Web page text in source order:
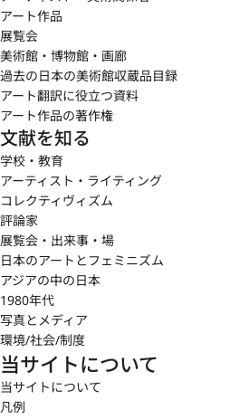
アート作品
展覧会
美術館・博物館・画廊
過去の日本の美術館収蔵品目録
アート翻訳に役立つ資料
アート作品の著作権
文献を知る
学校・教育
アーティスト・ライティング
コレクティヴィズム
評論家
展覧会・出来事・場
日本のアートとフェミニズム
アジアの中の日本
1980年代
写真とメディア
環境/社会/制度
当サイトについて
当サイトについて
凡例